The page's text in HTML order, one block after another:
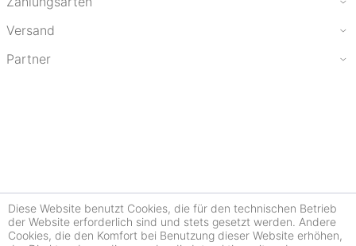
Versand
Partner
Diese Website benutzt Cookies, die für den technischen Betrieb
der Website erforderlich sind und stets gesetzt werden. Andere
Cookies, die den Komfort bei Benutzung dieser Website erhöhen,